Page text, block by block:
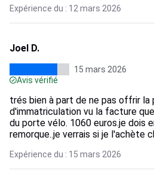
Expérience du : 12 mars 2026
Joel D.
15 mars 2026
Avis vérifié
trés bien à part de ne pas offrir la
d'immatriculation vu la facture
du porte vélo. 1060 euros.je dois
remorque..je verrais si je l'achète
Expérience du : 15 mars 2026